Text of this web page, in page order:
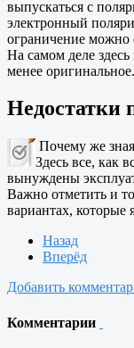
выпускаться с
электронный
ограничение можно
На самом деле
менее
Недостатки
Почему же
Здесь все, как
вынуждены
Важно отметить и
вариантах, которые
Назад
Вперёд
Добавить
Комментарии